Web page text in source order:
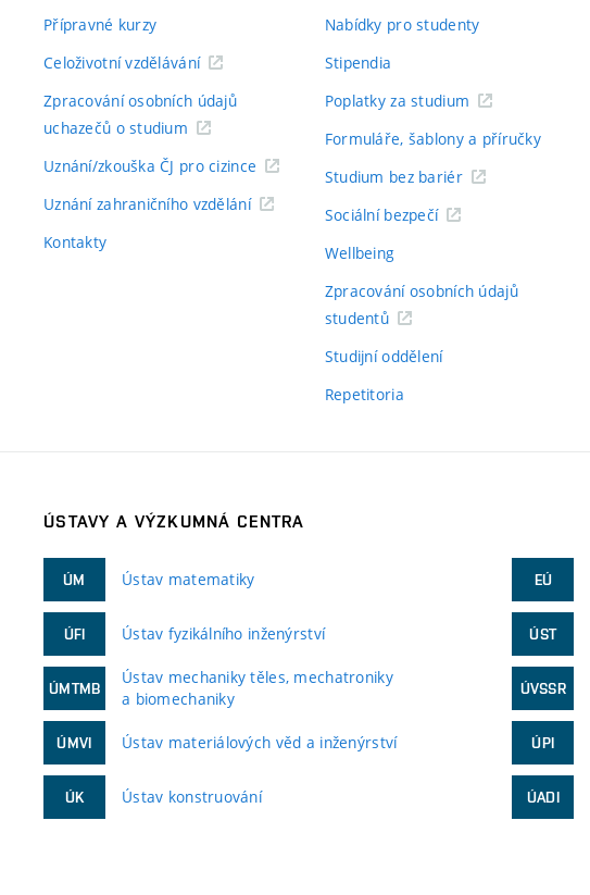
Přípravné kurzy
Celoživotní vzdělávání
Zpracování osobních údajů
uchazečů o studium
Uznání/zkouška ČJ pro cizince
Uznání zahraničního vzdělání
Kontakty
Nabídky pro studenty
Stipendia
Poplatky za studium
Formuláře, šablony a příručky
Studium bez bariér
Sociální bezpečí
Wellbeing
Zpracování osobních údajů
studentů
Studijní oddělení
Repetitoria
ÚSTAVY A VÝZKUMNÁ CENTRA
ÚM Ústav matematiky
ÚFI Ústav fyzikálního inženýrství
ÚMTMB
Ústav mechaniky těles, mechatroniky
a biomechaniky
ÚMVI Ústav materiálových věd a inženýrství
ÚK Ústav konstruování
EÚ
ÚST
ÚVSSR
ÚPI
ÚADI